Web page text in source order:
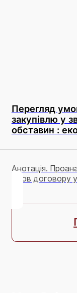
Перегляд
закупівлю у
обставин :
Анотація.
умов договору